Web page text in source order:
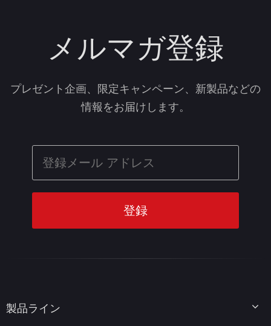
メルマガ登録
プレゼント企画、限定キャンペーン、新製品などの
情報をお届けします。
製品ライン